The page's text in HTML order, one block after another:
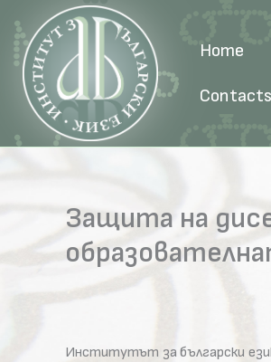
content
Home
Contacts
Защита на
Институтът за български